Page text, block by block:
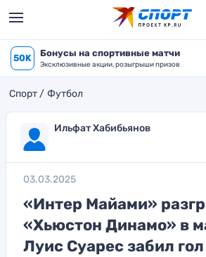
50K Бонусы на спортивные матчи
Эксклюзивные акции, розыгрыши призов
Спорт Футбол
Ильфат Хабибьянов
03.03.2025
«Интер Майами»
«Хьюстон Динамо» в
Луис Суарес забил